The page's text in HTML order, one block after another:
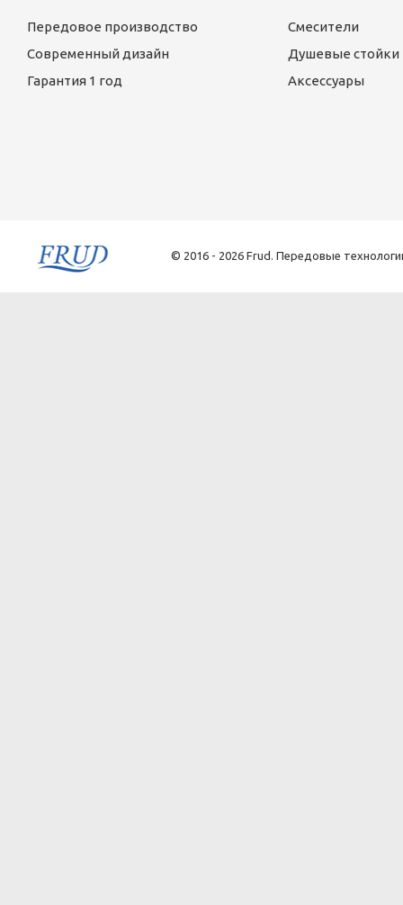
Передовое производство
Современный дизайн
Гарантия 1 год
Смесители
Душевые стойки
Аксессуары
© 2016 - 2026 Frud. Передовые